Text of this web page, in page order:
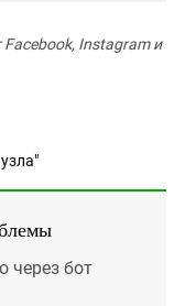
Facebook, Instagram и
через бот